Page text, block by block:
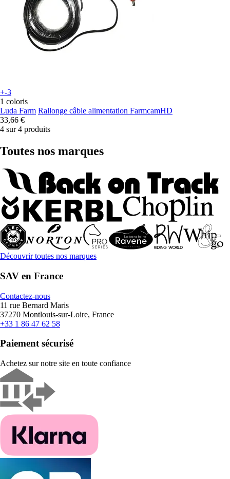
+-3
1 coloris
Luda Farm Rallonge câble alimentation FarmcamHD
33,66 €
4 sur 4 produits
Toutes nos marques
Découvrir toutes nos marques
SAV en France
Contactez-nous
11 rue Bernard Maris
37270 Montlouis-sur-Loire, France
+33 1 86 47 62 58
Paiement sécurisé
Achetez sur notre site en toute confiance